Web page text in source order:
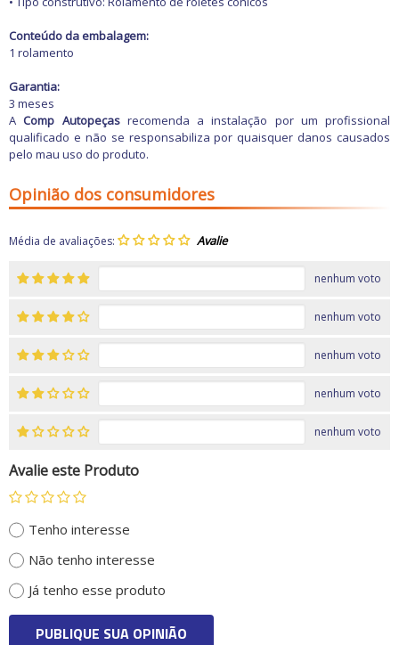
Conteúdo da embalagem:
1 rolamento
Garantia:
3 meses
AComp Autopeças recomenda a instalação por um profissional
qualificado e não se responsabiliza por quaisquer danos causados
pelo mau uso do produto.
Opinião dos consumidores
Média de avaliações:
nenhum voto
nenhum voto
nenhum voto
nenhum voto
nenhum voto
Avalie este Produto
Tenho interesse
Não tenho interesse
Já tenho esse produto
PUBLIQUE SUA OPINIÃO